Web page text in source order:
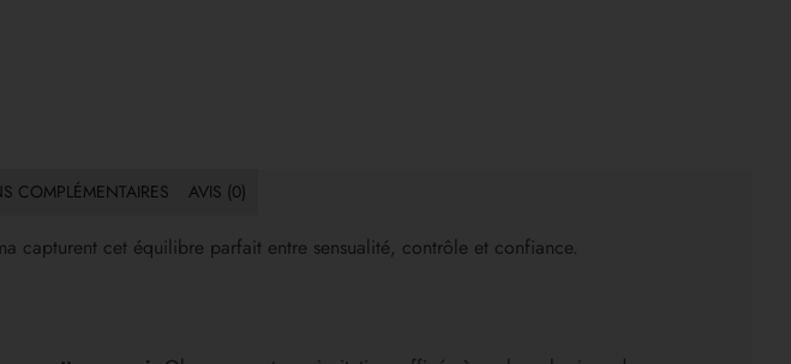
COMPLÉMENTAIRES AVIS (0)
capturent cet équilibre parfait entre sensualité, contrôle et confiance.